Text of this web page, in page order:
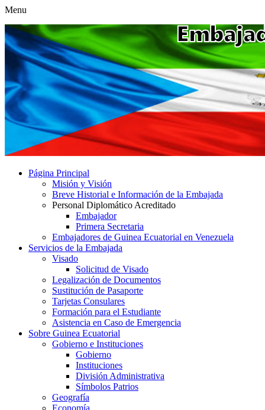
Menu
Página Principal
Misión y Visión
Breve Historial e Información de la Embajada
Personal Diplomático Acreditado
Embajador
Primera Secretaria
Embajadores de Guinea Ecuatorial en Venezuela
Servicios de la Embajada
Visado
Solicitud de Visado
Legalización de Documentos
Sustitución de Pasaporte
Tarjetas Consulares
Formación para el Estudiante
Asistencia en Caso de Emergencia
Sobre Guinea Ecuatorial
Gobierno e Instituciones
Gobierno
Instituciones
División Administrativa
Símbolos Patrios
Geografía
Economía